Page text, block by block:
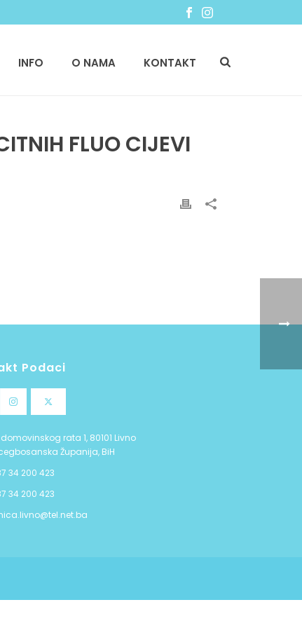
INFO O NAMA KONTAKT
FLUO CIJEVI
Podaci
rata 1, 80101 Livno
Županija, BiH
34 200 423
34 200 423